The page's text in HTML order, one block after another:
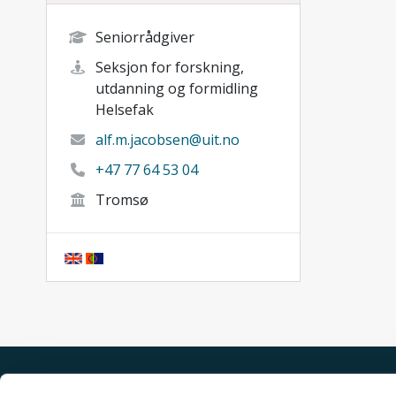
Seniorrådgiver
Seksjon for forskning,
utdanning og formidling
Helsefak
alf.m.jacobsen@uit.no
+47 77 64 53 04
Tromsø